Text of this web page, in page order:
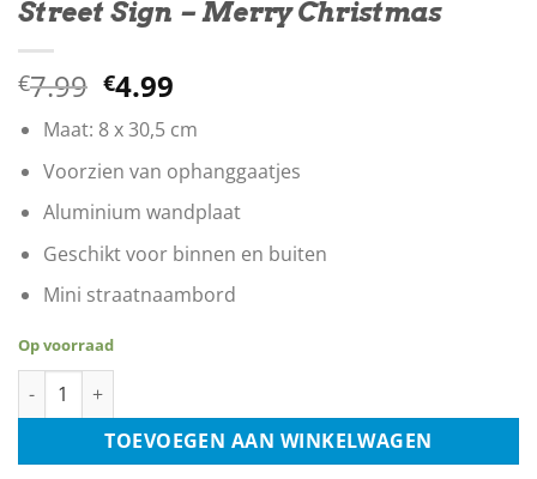
Street Sign – Merry Christmas
€7.99 Oorspronkelijke
prijs
was:
€7.99.
€4.99
is:
€4.99.
Maat: 8 x 30,5 cm
Voorzien van ophanggaatjes
Aluminium wandplaat
Geschikt voor binnen en buiten
Mini straatnaambord
Op voorraad
Street Sign - Merry Christmas aantal
TOEVOEGEN AAN WINKELWAGEN